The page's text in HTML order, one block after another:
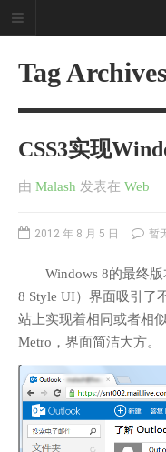
Tag
CSS3实现
由 Malash 发表在 Web
2012 年 8 月 5 日 暂
Windows 8的最终
8 Style UI）界面吸引了
站上实现着相同或者相
Metro，界面简洁大方。